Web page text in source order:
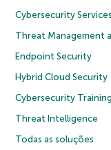
Cybersecurity Services
Threat Management
Endpoint Security
Hybrid Cloud Security
Cybersecurity Training
Threat Intelligence
Todas as soluções